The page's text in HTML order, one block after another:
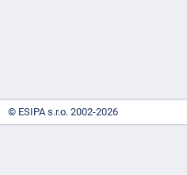
© ESIPA s.r.o. 2002-2026